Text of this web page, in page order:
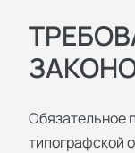
Обязательное
типографской